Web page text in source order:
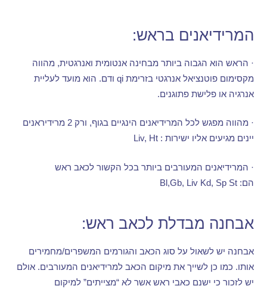
המרידיאנים בראש:
· הראש הוא הגבוה ביותר מבחינה אנטומית ואנרגטית, מהווה
מקסימום פוטנציאל אנרגטי בזרימתqi ודם. הוא מועד לעליית
אנרגיה או פלישת פתוגנים.
· מהווה מפגש לכל המרידיאנים הינגיים בגוף, ורק2 מרידיראנים
יינים מגיעים אליו ישירות : Liv, Ht
· המרידיאנים המעורבים ביותר בכל הקשור לכאב ראש
הם: Bl,Gb, Liv Kd, Sp St
אבחנה מבדלת לכאב ראש:
אבחנה יש לשאול על סוג הכאב והגורמים המשפרים/מחמירים
אותו. כמו כן לשייך את מיקום הכאב למרידיאנים המעורבים.אולם
יש לזכור כי ישנם כאבי ראש אשר לא“מצייתים”למיקום